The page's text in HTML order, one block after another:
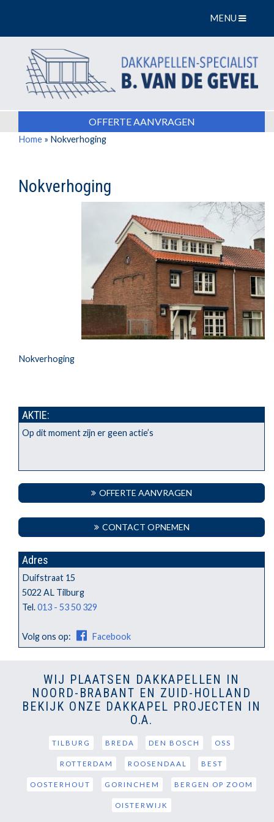
MENU
OFFERTE AANVRAGEN
Home » Nokverhoging
Nokverhoging
Nokverhoging
AKTIE:
Op dit moment zijn er geen actie’s
OFFERTE AANVRAGEN
CONTACT OPNEMEN
Adres
Duifstraat 15
5022 AL Tilburg
Tel.013 - 53 50 329
Volg ons op: Facebook
WIJ PLAATSEN DAKKAPELLEN IN
NOORD-BRABANT EN ZUID-HOLLAND
BEKIJK ONZE DAKKAPEL PROJECTEN IN
O.A.
TILBURG BREDA DEN BOSCH OSS
ROTTERDAM ROOSENDAAL BEST
OOSTERHOUT GORINCHEM BERGEN OP ZOOM
OISTERWIJK